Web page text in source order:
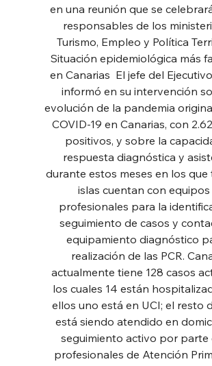
en una reunión que se
responsables de los
Turismo, Empleo y Política
Situación epidemiológica más
en Canarias  El jefe del
informó en su intervención
evolución de la pandemia
COVID-19 en Canarias, con
positivos, y sobre la
respuesta diagnóstica y
durante estos meses en los que
islas cuentan con equipos
profesionales para la
seguimiento de casos y
equipamiento diagnóstico
realización de las PCR.
actualmente tiene 128 casos
los cuales 14 están
ellos uno está en UCI; el resto
está siendo atendido en
seguimiento activo por parte
profesionales de Atención